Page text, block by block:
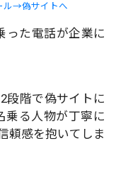
ル→偽サイトへ
た電話が企業に
段階で偽サイトに
乗る人物が丁寧に
頼感を抱いてしま